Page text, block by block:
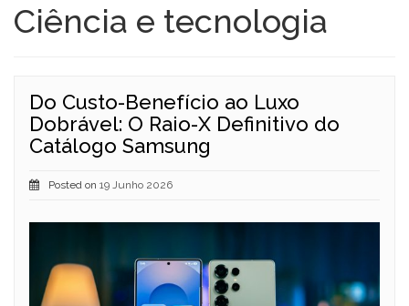
Ciência e tecnologia
Do Custo-Benefício ao Luxo
Dobrável: O Raio-X Definitivo do
Catálogo Samsung
Posted on 19 Junho 2026